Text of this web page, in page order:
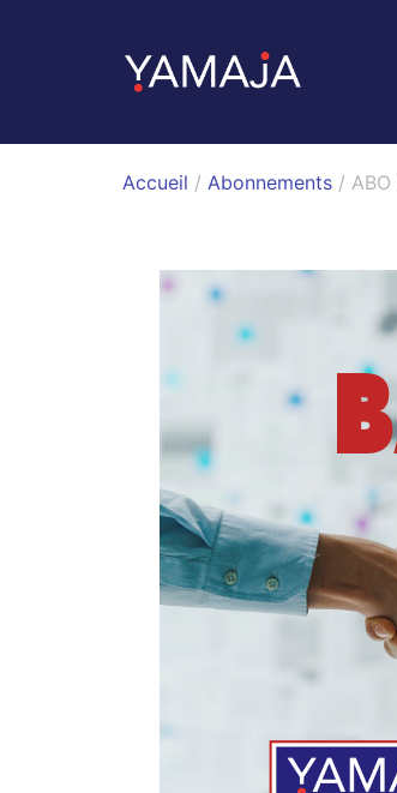
Accueil / Abonnements / ABO